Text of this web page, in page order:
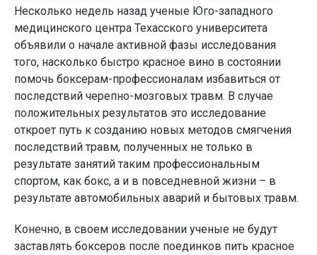
Несколько недель назад ученые Юго-западного
медицинского центра Техасского университета
объявили о начале активной фазы исследования
того, насколько быстро красное вино в состоянии
помочь боксерам-профессионалам избавиться от
последствий черепно-мозговых травм. В случае
положительных результатов это исследование
откроет путь к созданию новых методов смягчения
последствий травм, полученных не только в
результате занятий таким профессиональным
спортом, как бокс, а и в повседневной жизни – в
результате автомобильных аварий и бытовых травм.
Конечно, в своем исследовании ученые не будут
заставлять боксеров после поединков пить красное